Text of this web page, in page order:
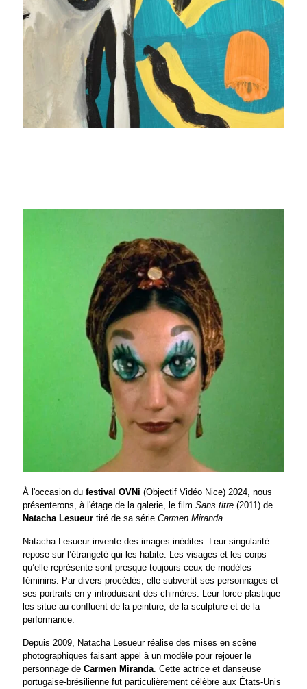
À l'occasion du festival OVNi (Objectif Vidéo Nice) 2024, nous
présenterons, à l'étage de la galerie, le film Sans titre (2011) de
Natacha Lesueur tiré de sa série Carmen Miranda
Natacha Lesueur invente des images inédites. Leur singularité
repose sur l’étrangeté qui les habite. Les visages et les corps
qu’elle représente sont presque toujours ceux de modèles
féminins. Par divers procédés, elle subvertit ses personnages et
ses portraits en y introduisant des chimères. Leur force plastique
les situe au confluent de la peinture, de la sculpture et de la
performance.
Depuis 2009, Natacha Lesueur réalise des mises en scène
photographiques faisant appel à un modèle pour rejouer le
personnage de Carmen Miranda . Cette actrice et danseuse
portugaise-brésilienne fut particulièrement célèbre aux États-Unis